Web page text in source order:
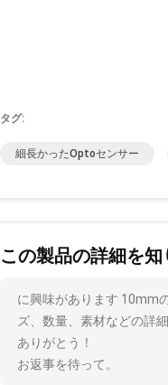
タグ:
細長かったoptoセンサー
この製品の詳細を知
に興味があります 10mm
ズ、数量、素材などの詳
ありがとう！
お返事を待って。